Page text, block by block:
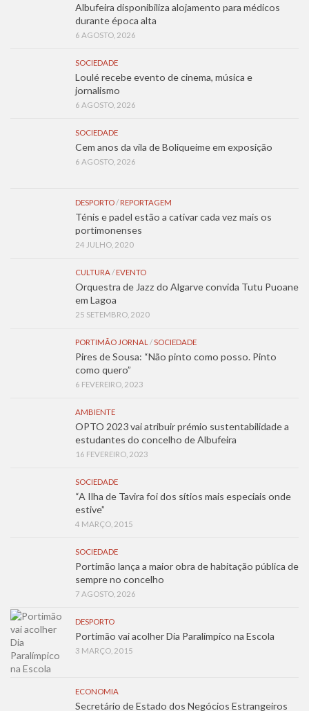
Albufeira disponibiliza alojamento para médicos
durante época alta
6 AGOSTO, 2026
SOCIEDADE
Loulé recebe evento de cinema, música e
jornalismo
6 AGOSTO, 2026
SOCIEDADE
Cem anos da vila de Boliqueime em exposição
6 AGOSTO, 2026
DESPORTO/ REPORTAGEM
Ténis e padel estão a cativar cada vez mais os
portimonenses
24 JULHO, 2020
CULTURA/ EVENTO
Orquestra de Jazz do Algarve convida Tutu Puoane
em Lagoa
25 SETEMBRO, 2020
PORTIMÃO JORNAL /SOCIEDADE
Pires de Sousa: “Não pinto como posso. Pinto
como quero”
6 FEVEREIRO, 2023
AMBIENTE
OPTO 2023 vai atribuir prémio sustentabilidade a
estudantes do concelho de Albufeira
16 FEVEREIRO, 2023
SOCIEDADE
“A Ilha de Tavira foi dos sítios mais especiais onde
estive”
4 MARÇO, 2015
SOCIEDADE
Portimão lança a maior obra de habitação pública de
sempre no concelho
7 AGOSTO, 2026
DESPORTO
Portimão vai acolher Dia Paralímpico na Escola
3 MARÇO, 2015
ECONOMIA
Secretário de Estado dos Negócios Estrangeiros